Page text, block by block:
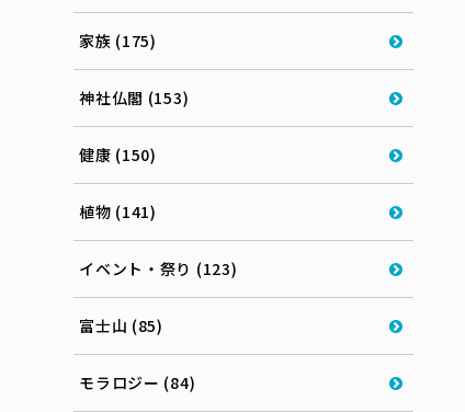
家族 (175)
神社仏閣 (153)
健康 (150)
植物 (141)
イベント・祭り (123)
富士山 (85)
モラロジー (84)